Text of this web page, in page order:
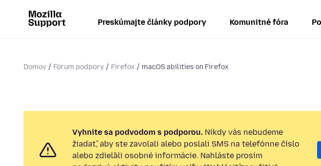
Preskúmajte články podpory Komunitné fóra
Domov Fórum podpory Firefox macOS abilities on Firefox
Vyhnite sa podvodom s podporou. Nikdy vás nebudeme
žiadať, aby ste zavolali alebo poslali SMS na telefónne číslo
alebo zdieľali osobné informácie. Nahláste prosím